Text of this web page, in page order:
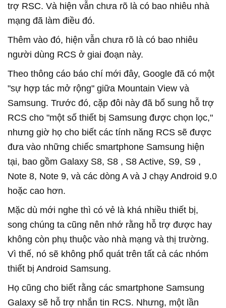
trợ RSC. Và hiện vẫn chưa rõ là có bao nhiêu nhà
mạng đã làm điều đó.
Thêm vào đó, hiện vẫn chưa rõ là có bao nhiêu
người dùng RCS ở giai đoạn này.
Theo thông cáo báo chí mới đây, Google đã có một
"sự hợp tác mở rộng" giữa Mountain View và
Samsung. Trước đó, cặp đôi này đã bổ sung hỗ trợ
RCS cho "một số thiết bị Samsung được chọn lọc,"
nhưng giờ họ cho biết các tính năng RCS sẽ được
đưa vào những chiếc smartphone Samsung hiện
tại, bao gồm Galaxy S8, S8 , S8 Active, S9, S9 ,
Note 8, Note 9, và các dòng A và J chạy Android 9.0
hoặc cao hơn.
Mặc dù mới nghe thì có vẻ là khá nhiều thiết bị,
song chúng ta cũng nên nhớ rằng hỗ trợ được hay
không còn phụ thuộc vào nhà mạng và thị trường.
Vì thế, nó sẽ không phổ quát trên tất cả các nhóm
thiết bị Android Samsung.
Họ cũng cho biết rằng các smartphone Samsung
Galaxy sẽ hỗ trợ nhắn tin RCS. Nhưng, một lần